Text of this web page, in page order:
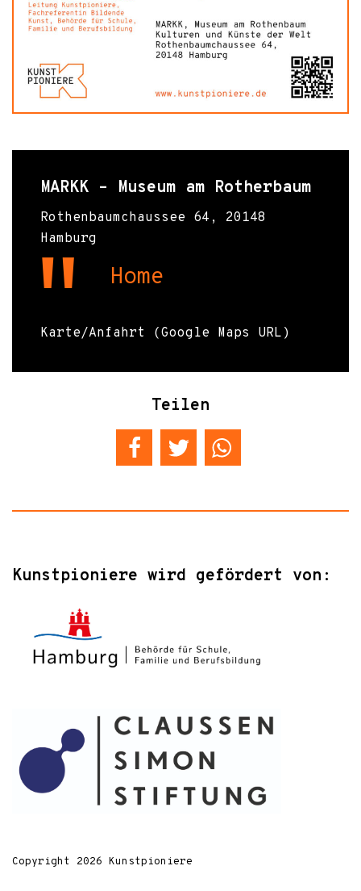
Teilen
MARKK – Museum am Rotherbaum
Rothenbaumchaussee 64, 20148
Hamburg
Home
Karte/Anfahrt (Google Maps URL)
Kunstpioniere wird gefördert von:
Copyright 2026 Kunstpioniere